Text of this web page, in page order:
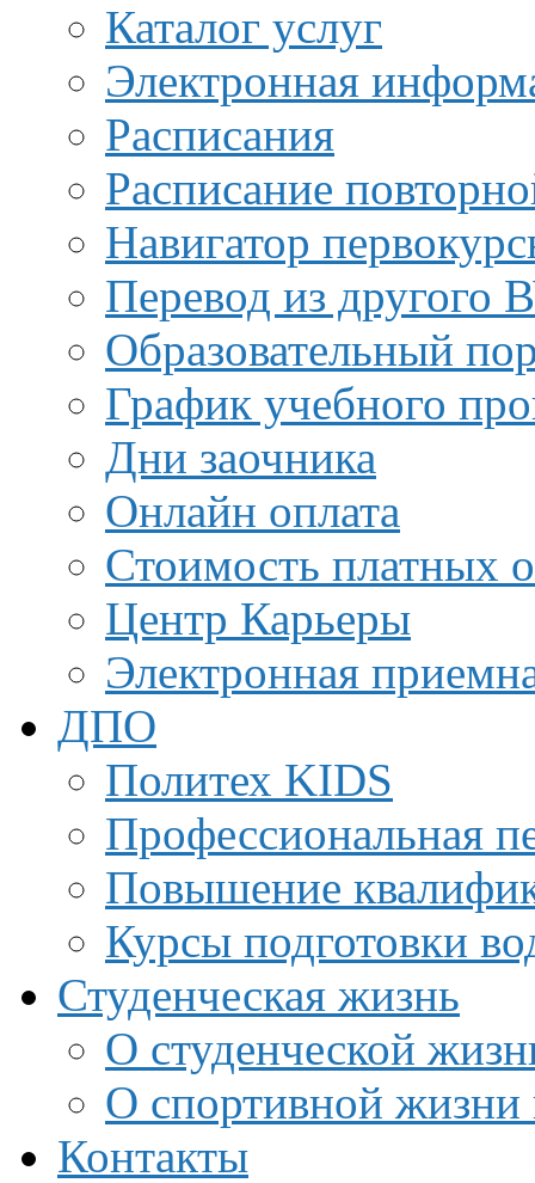
Каталог услуг
Электронная
Расписания
Расписание
Навигатор
Перевод из другого
Образовательный
График учебного
Дни заочника
Онлайн оплата
Стоимость платных
Центр Карьеры
Электронная
ДПО
Политех KIDS
Профессиональная
Повышение
Курсы подготовки
Студенческая жизнь
О студенческой
О спортивной жизни
Контакты